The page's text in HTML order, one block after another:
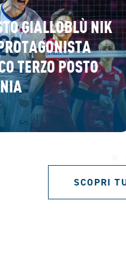
GIALLOBLÙ NIK
TERZO POSTO
SCOPRI